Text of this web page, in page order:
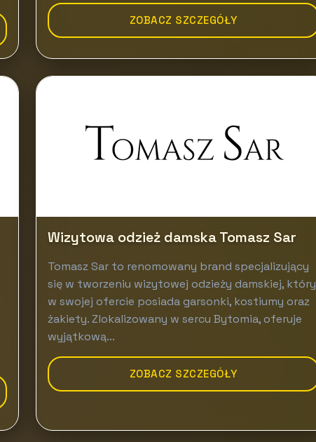
ZOBACZ SZCZEGÓŁY
Wizytowa odzież damska Tomasz Sar
Tomasz Sar to renomowany brand specjalizujący
się w tworzeniu wizytowej odzieży damskiej, który
w swojej ofercie posiada garsonki, kostiumy oraz
żakiety. Zlokalizowany w sercu Bytomia, oferuje
wyjątkową...
ZOBACZ SZCZEGÓŁY